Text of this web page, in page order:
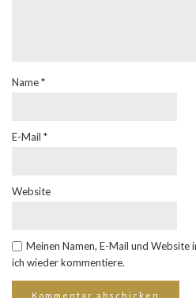
Name*
E-Mail *
Website
Meinen Namen, E-Mail und Website
ich wieder kommentiere.